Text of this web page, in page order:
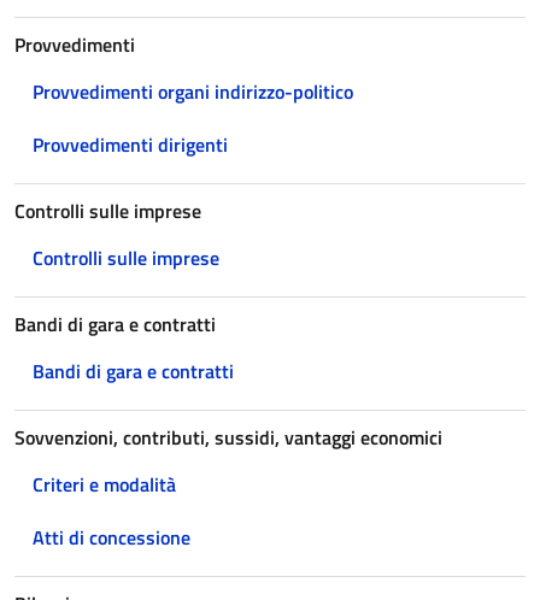
Provvedimenti
Provvedimenti organi indirizzo-politico
Provvedimenti dirigenti
Controlli sulle imprese
Controlli sulle imprese
Bandi di gara e contratti
Bandi di gara e contratti
Sovvenzioni, contributi, sussidi, vantaggi economici
Criteri e modalità
Atti di concessione